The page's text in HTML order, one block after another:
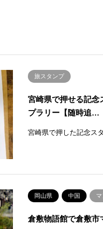
旅スタンプ
宮崎県で押せる記念
プラリー【随時追…
宮崎県で押した記念ス
岡山県 中国
倉敷物語館で倉敷市